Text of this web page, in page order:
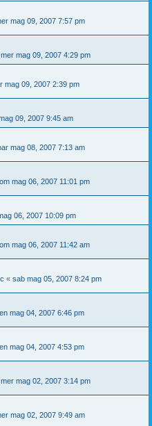
mag 09, 2007 7:57 pm
mer mag 09, 2007 4:29 pm
mag 09, 2007 2:39 pm
09, 2007 9:45 am
mag 08, 2007 7:13 am
mag 06, 2007 11:01 pm
06, 2007 10:09 pm
mag 06, 2007 11:42 am
« sab mag 05, 2007 8:24 pm
mag 04, 2007 6:46 pm
mag 04, 2007 4:53 pm
mer mag 02, 2007 3:14 pm
mag 02, 2007 9:49 am